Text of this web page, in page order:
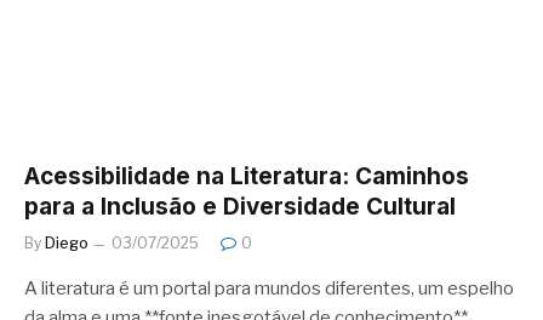
Acessibilidade na Literatura: Caminhos
para a Inclusão e Diversidade Cultural
By Diego 03/07/2025 0
A literatura é um portal para mundos diferentes, um espelho